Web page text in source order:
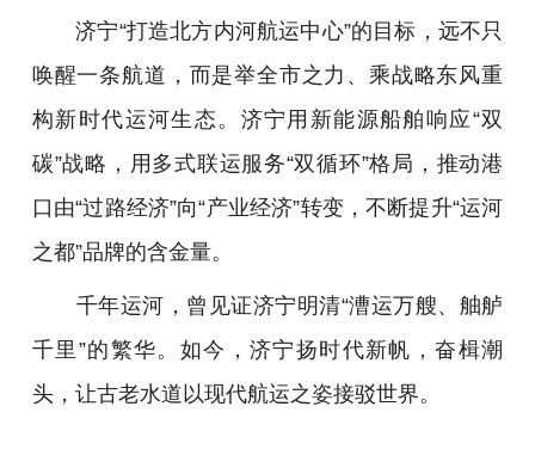
济宁“打造北方内河航运中心”的目标，远不只
唤醒一条航道，而是举全市之力、乘战略东风重
构新时代运河生态。济宁用新能源船舶响应“双
碳”战略，用多式联运服务“双循环”格局，推动港
口由“过路经济”向“产业经济”转变，不断提升“运河
之都”品牌的含金量。
千年运河，曾见证济宁明清“漕运万艘、舳舻
千里”的繁华。如今，济宁扬时代新帆，奋楫潮
头，让古老水道以现代航运之姿接驳世界。